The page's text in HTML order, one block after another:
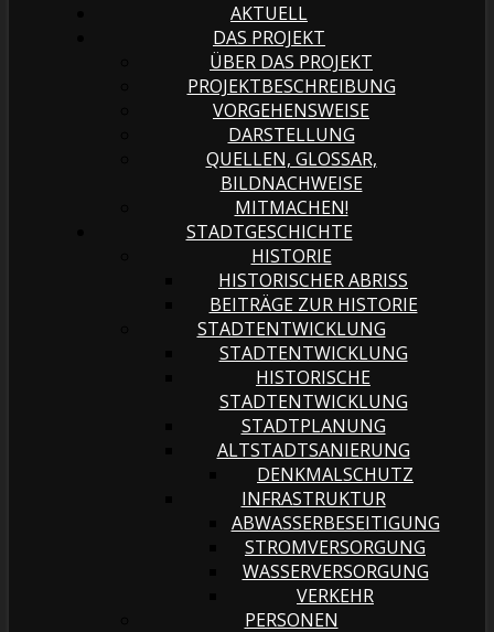
AKTUELL
DAS PROJEKT
ÜBER DAS PROJEKT
PROJEKTBESCHREIBUNG
VORGEHENSWEISE
DARSTELLUNG
QUELLEN, GLOSSAR,
BILDNACHWEISE
MITMACHEN!
STADTGESCHICHTE
HISTORIE
HISTORISCHER ABRISS
BEITRÄGE ZUR HISTORIE
STADTENTWICKLUNG
STADTENTWICKLUNG
HISTORISCHE
STADTENTWICKLUNG
STADTPLANUNG
ALTSTADTSANIERUNG
DENKMALSCHUTZ
INFRASTRUKTUR
ABWASSERBESEITIGUNG
STROMVERSORGUNG
WASSERVERSORGUNG
VERKEHR
PERSONEN